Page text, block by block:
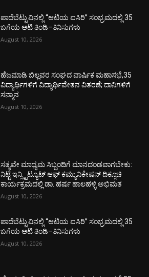
ಪಾದೆಬೆಟ್ಟುವಿನಲ್ಲಿ “ಆಟಿಯ ಐಸಿರಿ’’ ಸಂಭ್ರಮದಲ್ಲಿ 35
ಬಗೆಯ ಆಟಿ ತಿಂಡಿ–ತಿನಿಸುಗಳು
August 10, 2026
ಹೆಜಮಾಡಿ ಬಿಲ್ಲವರ ಸಂಘದ ವಾರ್ಷಿಕ ಮಹಾಸಭೆ,35
ವಿದ್ಯಾರ್ಥಿಗಳಿಗೆ ವಿದ್ಯಾರ್ಥಿವೇತನ ವಿತರಣೆ; ದಾನಿಗಳಿಗೆ
ಸನ್ಮಾನ
August 10, 2026
ಸತ್ಯವೇ ಮಾಧ್ಯಮ ಸಿಬ್ಬಂದಿಗೆ ಮಾನದಂಡವಾಗಬೇಕು:
ನಿಟ್ಟೆ ಇನ್ಸ್ಟಿಟ್ಯೂಟ್ ಆಫ್ ಕಮ್ಯುನಿಕೇಷನ್ ದಿಕ್ಸೂಚಿ
ಕಾರ್ಯಕ್ರಮದಲ್ಲಿ ಡಾ. ಹರ್ಷ ಹಾಲಹಳ್ಳಿ ಅಭಿಮತ
August 10, 2026
ಪಾದೆಬೆಟ್ಟುವಿನಲ್ಲಿ “ಆಟಿಯ ಐಸಿರಿ’’ ಸಂಭ್ರಮದಲ್ಲಿ 35
ಬಗೆಯ ಆಟಿ ತಿಂಡಿ–ತಿನಿಸುಗಳು
August 10, 2026